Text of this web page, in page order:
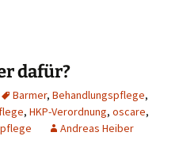
dafür?
Barmer, Behandlungspflege,
, HKP-Verordnung, oscare,
Andreas Heiber